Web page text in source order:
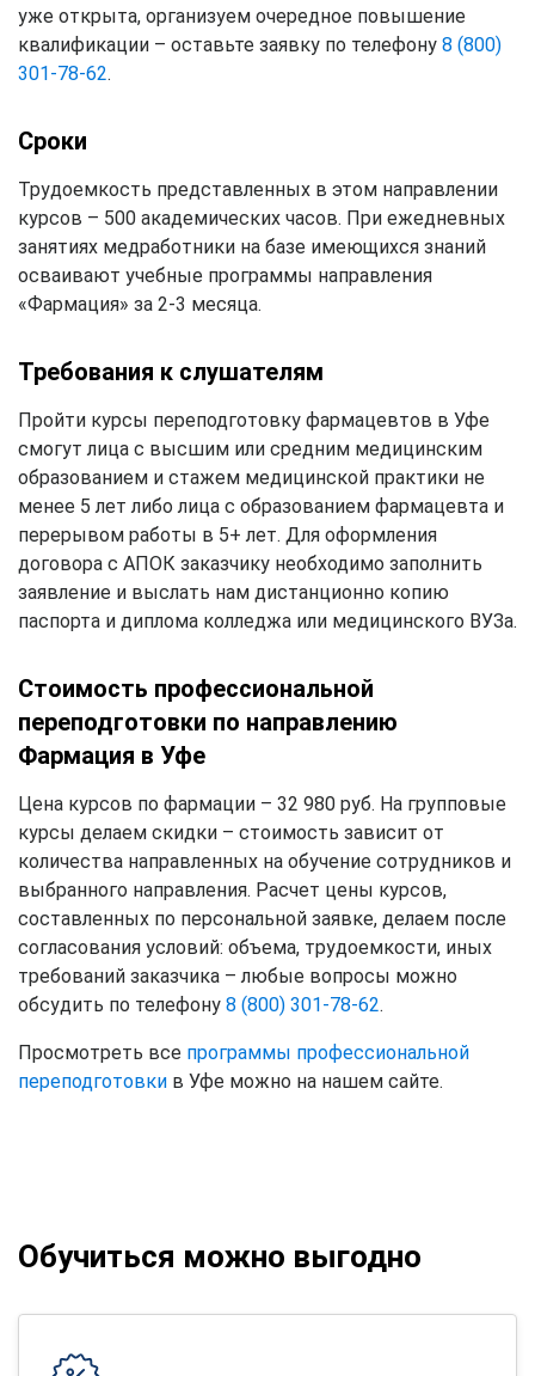
уже открыта, организуем очередное повышение
квалификации – оставьте заявку по телефону 8 (800)
301-78-62.
Сроки
Трудоемкость представленных в этом направлении
курсов – 500 академических часов. При ежедневных
занятиях медработники на базе имеющихся знаний
осваивают учебные программы направления
«Фармация» за 2-3 месяца.
Требования к слушателям
Пройти курсы переподготовку фармацевтов в Уфе
смогут лица с высшим или средним медицинским
образованием и стажем медицинской практики не
менее 5 лет либо лица с образованием фармацевта и
перерывом работы в 5+ лет. Для оформления
договора с АПОК заказчику необходимо заполнить
заявление и выслать нам дистанционно копию
паспорта и диплома колледжа или медицинского ВУЗа.
Стоимость профессиональной
переподготовки по направлению
Фармация в Уфе
Цена курсов по фармации – 32 980 руб. На групповые
курсы делаем скидки – стоимость зависит от
количества направленных на обучение сотрудников и
выбранного направления. Расчет цены курсов,
составленных по персональной заявке, делаем после
согласования условий: объема, трудоемкости, иных
требований заказчика – любые вопросы можно
обсудить по телефону 8 (800) 301-78-62.
Просмотреть все программы профессиональной
переподготовки в Уфе можно на нашем сайте.
Обучиться можно выгодно